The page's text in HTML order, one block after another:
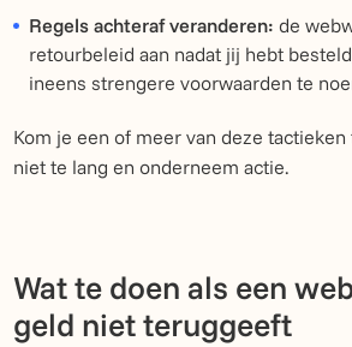
Regels achteraf veranderen: de
retourbeleid aan nadat jij hebt
ineens strengere voorwaarden te
Kom je een of meer van deze tactieken
niet te lang en onderneem actie.
Wat te doen als een
geld niet teruggeeft